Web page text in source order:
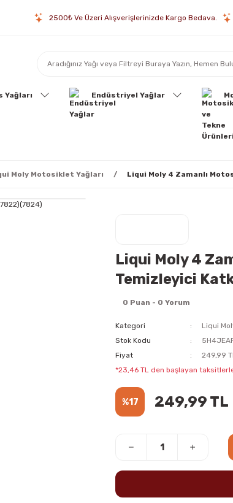
2500₺ Ve Üzeri Alışverişlerinizde Kargo Bedava.
Yağları Endüstriyel Yağlar
Moly Motosiklet Yağları Liqui Moly 4 Zamanlı
Liqui Moly 4
Temizleyici
0 Puan - 0 Yorum
Kategori
Liqui
Stok Kodu
Fiyat
249,99
*23,46 TL den başlayan
%17 249,99 TL